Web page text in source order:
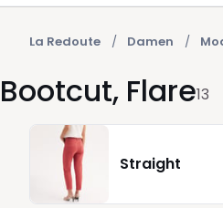
La Redoute Damen
Bootcut, Flare13
Straight